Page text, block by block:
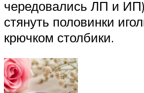
чередовались ЛП и
стянуть половинки
крючком столбики.